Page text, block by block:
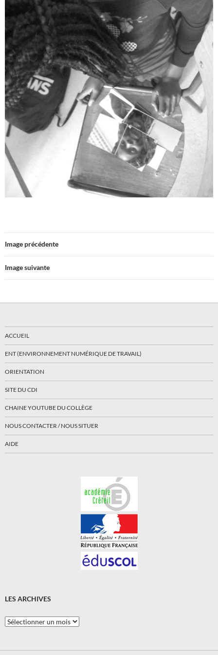
Image précédente
Image suivante
ACCUEIL
ENT (ENVIRONNEMENT NUMÉRIQUE DE TRAVAIL)
ORIENTATION
SITE DU CDI
CHAINE YOUTUBE DU COLLÈGE
NOUS CONTACTER / NOUS SITUER
AIDE
LES ARCHIVES
Les
Archives